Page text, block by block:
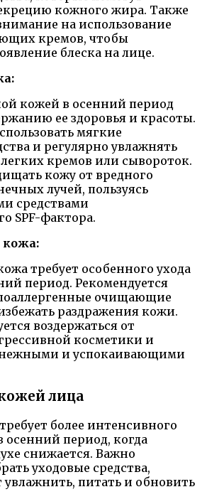
кожного жира. Также
на использование
кремов, чтобы
блеска на лице.
кожей в осенний период
ее здоровья и красоты.
мягкие
и регулярно увлажнять
кремов или сывороток.
кожу от вредного
лучей, пользуясь
средствами
SPF-фактора.
кожа:
требует особенного ухода
период. Рекомендуется
очищающие
раздражения кожи.
воздержаться от
косметики и
и успокаивающими
лица
более интенсивного
осенний период, когда
снижается. Важно
уходовые средства,
питать и обновить